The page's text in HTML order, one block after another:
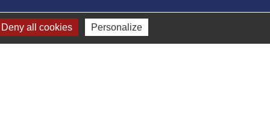
Deny all cookies Personalize